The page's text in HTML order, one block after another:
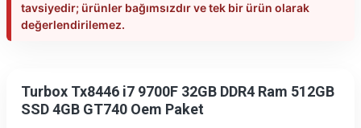
tavsiyedir; ürünler bağımsızdır ve tek bir ürün olarak
değerlendirilemez.
Turbox Tx8446 i7 9700F 32GB DDR4 Ram 512GB
SSD 4GB GT740 Oem Paket